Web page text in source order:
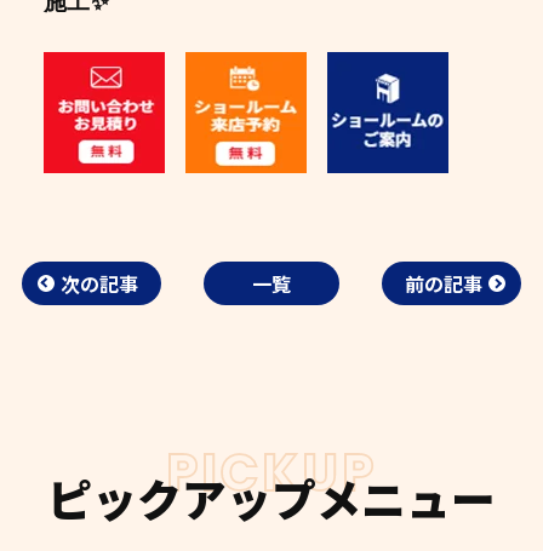
次の記事 一覧 前の記事
PICKUP
ピックアップメニュー